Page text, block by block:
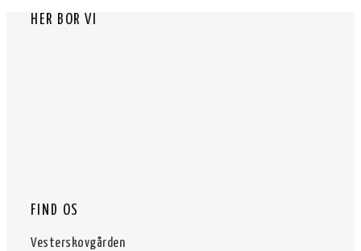
HER BOR VI
FIND OS
Vesterskovgården